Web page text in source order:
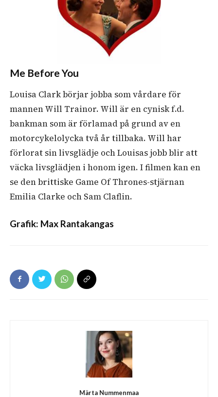
Me Before You
Louisa Clark börjar jobba som vårdare för
mannen Will Trainor. Will är en cynisk f.d.
bankman som är förlamad på grund av en
motorcykelolycka två år tillbaka. Will har
förlorat sin livsglädje och Louisas jobb blir att
väcka livsglädjen i honom igen. I filmen kan en
se den brittiske Game Of Thrones-stjärnan
Emilia Clarke och Sam Claflin.
Grafik: Max Rantakangas
Märta Nummenmaa